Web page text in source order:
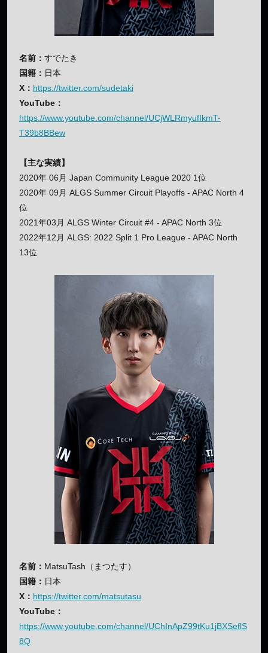
名前： すでたき
国籍： 日本
X： https://twitter.com/sudetaki
YouTube：
https://www.youtube.com/channel/UCjWLRmyufIkmT-
T39b8BBew
【主な実績】
2020年 06月 Japan Community League 2020 1位
2020年 09月 ALGS Summer Circuit Playoffs - APAC North 4
位
2021年03月 ALGS Winter Circuit #4 - APAC North 3位
2022年12月 ALGS: 2022 Split 1 Pro League - APAC North
13位
名前： MatsuTash（まつたす）
国籍： 日本
X： https://twitter.com/matsutasu
YouTube：
https://www.youtube.com/channel/UChInApZ99tKu1jBXSeflS
8Q